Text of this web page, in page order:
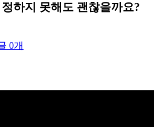
하지 못해도 괜찮을까요?
0개